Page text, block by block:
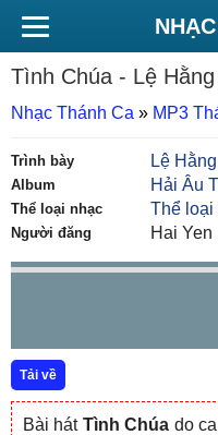
Tình Chúa - Lệ Hằng
Nhạc Thánh Ca » MP3
Trình bày Lệ Hằng
Album Hải Âu
Thể loại nhạc Thể loại
Người đăng Hai Yen
Tải về
Bài hát Tình Chúa do